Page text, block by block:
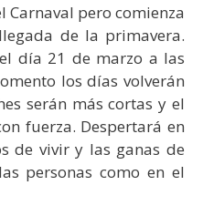
Carnaval pero comienza
de la primavera.
día 21 de marzo a las
los días volverán
serán más cortas y el
fuerza. Despertará en
de vivir y las ganas de
personas como en el